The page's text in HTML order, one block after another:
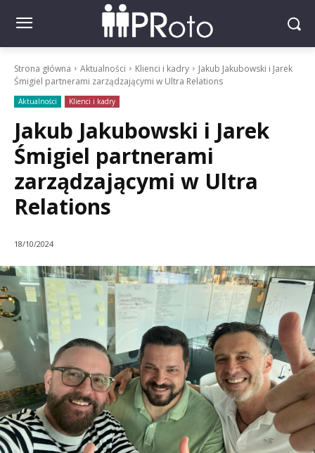
Strona główna Aktualności Klienci i kadry
Jakub Jakubowski i Jarek
Śmigiel partnerami zarządzającymi w Ultra Relations
Aktualności Klienci i kadry
Jakub Jakubowski i Jarek
Śmigiel partnerami
zarządzającymi w Ultra
Relations
18/10/2024